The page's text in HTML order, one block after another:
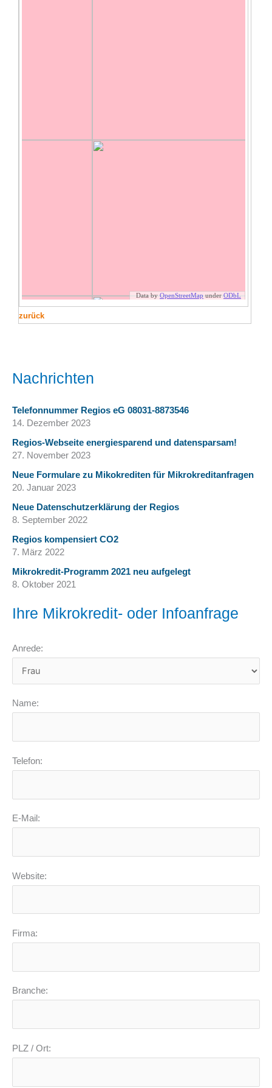
zurück
Nachrichten
Telefonnummer Regios eG 08031-8873546
14. Dezember 2023
Regios-Webseite energiesparend und datensparsam!
27. November 2023
Neue Formulare zu Mikokrediten für Mikrokreditanfragen
20. Januar 2023
Neue Datenschutzerklärung der Regios
8. September 2022
Regios kompensiert CO2
7. März 2022
Mikrokredit-Programm 2021 neu aufgelegt
8. Oktober 2021
Ihre Mikrokredit- oder Infoanfrage
Anrede:
Name:
Telefon:
E-Mail:
Website:
Firma:
Branche:
PLZ / Ort: